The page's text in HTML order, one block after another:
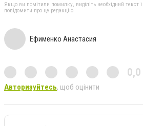
Якщо ви помітили помилку, виділіть необхідний текст
повідомити про це редакцію
Ефименко Анастасия
0,0
Авторизуйтесь, щоб оцінити